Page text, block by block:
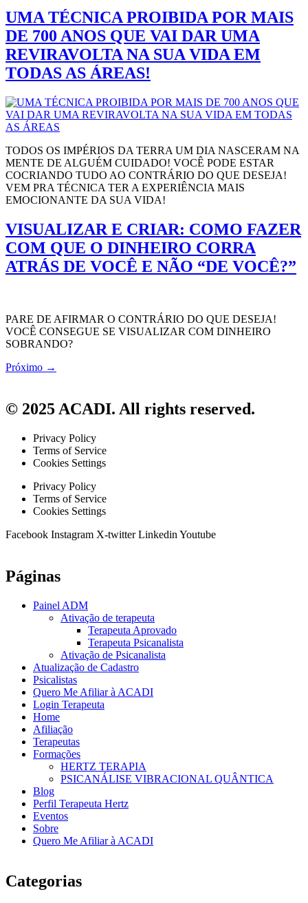
UMA TÉCNICA PROIBIDA POR MAIS
DE 700 ANOS QUE VAI DAR UMA
REVIRAVOLTA NA SUA VIDA EM
TODAS AS ÁREAS!
TODOS OS IMPÉRIOS DA TERRA UM DIA NASCERAM NA
MENTE DE ALGUÉM CUIDADO! VOCÊ PODE ESTAR
COCRIANDO TUDO AO CONTRÁRIO DO QUE DESEJA!
VEM PRA TÉCNICA TER A EXPERIÊNCIA MAIS
EMOCIONANTE DA SUA VIDA!
VISUALIZAR E CRIAR: COMO FAZER
COM QUE O DINHEIRO CORRA
ATRÁS DE VOCÊ E NÃO “DE VOCÊ?”
PARE DE AFIRMAR O CONTRÁRIO DO QUE DESEJA!
VOCÊ CONSEGUE SE VISUALIZAR COM DINHEIRO
SOBRANDO?
Próximo →
© 2025 ACADI. All rights reserved.
Privacy Policy
Terms of Service
Cookies Settings
Privacy Policy
Terms of Service
Cookies Settings
Facebook Instagram X-twitter Linkedin Youtube
Páginas
Painel ADM
Ativação de terapeuta
Terapeuta Aprovado
Terapeuta Psicanalista
Ativação de Psicanalista
Atualização de Cadastro
Psicalistas
Quero Me Afiliar à ACADI
Login Terapeuta
Home
Afiliação
Terapeutas
Formações
HERTZ TERAPIA
PSICANÁLISE VIBRACIONAL QUÂNTICA
Blog
Perfil Terapeuta Hertz
Eventos
Sobre
Quero Me Afiliar à ACADI
Categorias